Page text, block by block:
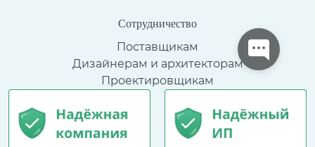
Сотрудничество
Поставщикам
Дизайнерам и архитекторам
Проектировщикам